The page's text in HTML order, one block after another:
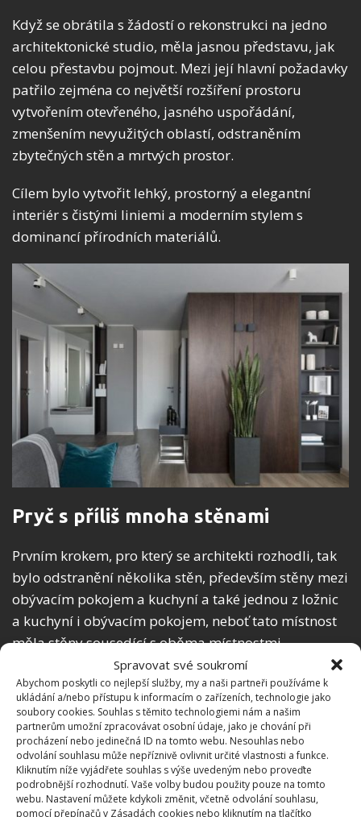
Spravovat své soukromí
Abychom poskytli co nejlepší služby, my a naši partneři používáme k
ukládání a/nebo přístupu k informacím o zařízeních, technologie jako
soubory cookies. Souhlas s těmito technologiemi nám a našim
partnerům umožní zpracovávat osobní údaje, jako je chování při
procházení nebo jedinečná ID na tomto webu. Nesouhlas nebo
odvolání souhlasu může nepříznivě ovlivnit určité vlastnosti a funkce.
Kliknutím níže vyjádřete souhlas s výše uvedeným nebo proveďte
podrobnější rozhodnutí. Vaše volby budou použity pouze na tomto
webu. Nastavení můžete kdykoli změnit, včetně odvolání souhlasu,
pomocí přepínačů v Zásadách cookies nebo kliknutím na tlačítko
Když se obrátila s žádostí o rekonstrukci na jedno
architektonické studio, měla jasnou představu, jak
celou přestavbu pojmout. Mezi její hlavní požadavky
patřilo zejména co největší rozšíření prostoru
vytvořením otevřeného, ​​jasného uspořádání,
zmenšením nevyužitých oblastí, odstraněním
zbytečných stěn a mrtvých prostor.
Cílem bylo vytvořit lehký, prostorný a elegantní
interiér s čistými liniemi a moderním stylem s
dominancí přírodních materiálů.
Pryč s příliš mnoha stěnami
Prvním krokem, pro který se architekti rozhodli, tak
bylo odstranění několika stěn, především stěny mezi
obývacím pokojem a kuchyní a také jednou z ložnic
a kuchyní i obývacím pokojem, neboť tato místnost
měla stěny sousedící s oběma místnostmi.
Výsledkem tak byl vznik velkého otevřeného prostoru
pro obývací pokoj s kuchyní a jídelnou.